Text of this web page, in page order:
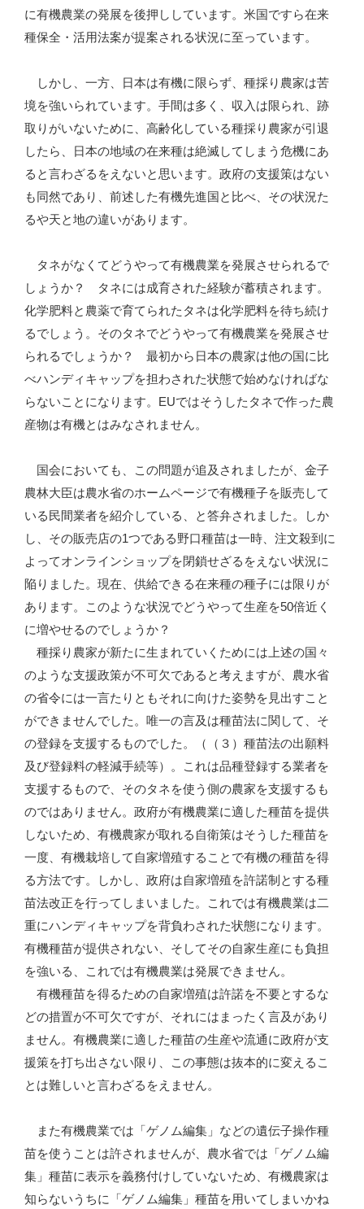
に有機農業の発展を後押ししています。米国ですら在来
種保全・活用法案が提案される状況に至っています。
しかし、一方、日本は有機に限らず、種採り農家は苦
境を強いられています。手間は多く、収入は限られ、跡
取りがいないために、高齢化している種採り農家が引退
したら、日本の地域の在来種は絶滅してしまう危機にあ
ると言わざるをえないと思います。政府の支援策はない
も同然であり、前述した有機先進国と比べ、その状況た
るや天と地の違いがあります。
タネがなくてどうやって有機農業を発展させられるで
しょうか？ タネには成育された経験が蓄積されます。
化学肥料と農薬で育てられたタネは化学肥料を待ち続け
るでしょう。そのタネでどうやって有機農業を発展させ
られるでしょうか？ 最初から日本の農家は他の国に比
べハンディキャップを担わされた状態で始めなければな
らないことになります。EUではそうしたタネで作った農
産物は有機とはみなされません。
国会においても、この問題が追及されましたが、金子
農林大臣は農水省のホームページで有機種子を販売して
いる民間業者を紹介している、と答弁されました。しか
し、その販売店の1つである野口種苗は一時、注文殺到に
よってオンラインショップを閉鎖せざるをえない状況に
陥りました。現在、供給できる在来種の種子には限りが
あります。このような状況でどうやって生産を50倍近く
に増やせるのでしょうか？
種採り農家が新たに生まれていくためには上述の国々
のような支援政策が不可欠であると考えますが、農水省
の省令には一言たりともそれに向けた姿勢を見出すこと
ができませんでした。唯一の言及は種苗法に関して、そ
の登録を支援するものでした。（（３）種苗法の出願料
及び登録料の軽減手続等）。これは品種登録する業者を
支援するもので、そのタネを使う側の農家を支援するも
のではありません。政府が有機農業に適した種苗を提供
しないため、有機農家が取れる自衛策はそうした種苗を
一度、有機栽培して自家増殖することで有機の種苗を得
る方法です。しかし、政府は自家増殖を許諾制とする種
苗法改正を行ってしまいました。これでは有機農業は二
重にハンディキャップを背負わされた状態になります。
有機種苗が提供されない、そしてその自家生産にも負担
を強いる、これでは有機農業は発展できません。
有機種苗を得るための自家増殖は許諾を不要とするな
どの措置が不可欠ですが、それにはまったく言及があり
ません。有機農業に適した種苗の生産や流通に政府が支
援策を打ち出さない限り、この事態は抜本的に変えるこ
とは難しいと言わざるをえません。
また有機農業では「ゲノム編集」などの遺伝子操作種
苗を使うことは許されませんが、農水省では「ゲノム編
集」種苗に表示を義務付けしていないため、有機農家は
知らないうちに「ゲノム編集」種苗を用いてしまいかね